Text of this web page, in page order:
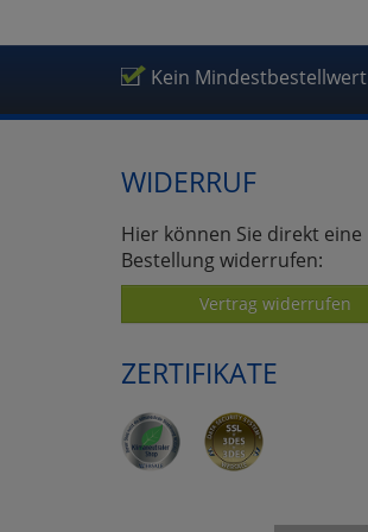
Kein Mindestbestellwert
WIDERRUF
Hier können Sie direkt eine
Bestellung widerrufen:
Vertrag widerrufen
ZERTIFIKATE